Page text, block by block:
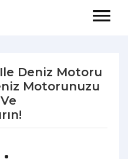
Deniz Motoru
Motorunuzu